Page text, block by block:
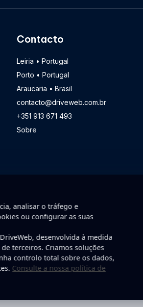
Contacto
Leiria • Portugal
Porto • Portugal
Araucaria • Brasil
contacto@driveweb.com.br
+351 913 671 493
Sobre
analisar o tráfego e
ou configurar as suas
desenvolvida à medida
terceiros. Criamos soluções
controlo total sobre os dados,
Consulte a nossa política de